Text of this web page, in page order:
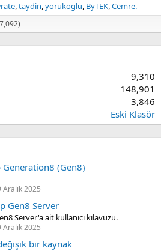
taydin yorukoglu ByTEK Cemre.
9,310
148,901
3,846
Eski Klasör
(Gen8)
Aralık 2025
Gen8 Server
Server'a ait kullanıcı kılavuzu.
Aralık 2025
bir kaynak